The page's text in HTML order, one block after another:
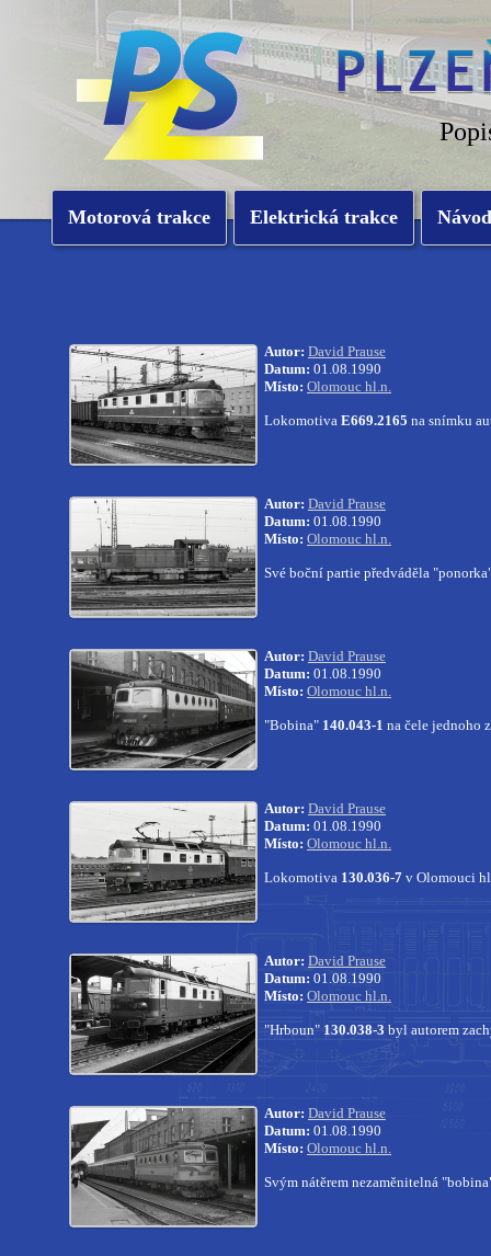
Motorová trakce Elektrická trakce
Autor: David Prause
Datum: 01.08.1990
Místo: Olomouc hl.n.
Lokomotiva E669.2165 na snímku
Autor: David Prause
Datum: 01.08.1990
Místo: Olomouc hl.n.
Své boční partie předváděla
Autor: David Prause
Datum: 01.08.1990
Místo: Olomouc hl.n.
"Bobina" 140.043-1 na čele jednoho
Autor: David Prause
Datum: 01.08.1990
Místo: Olomouc hl.n.
Lokomotiva 130.036-7 v Olomouci
Autor: David Prause
Datum: 01.08.1990
Místo: Olomouc hl.n.
"Hrboun" 130.038-3 byl autorem
Autor: David Prause
Datum: 01.08.1990
Místo: Olomouc hl.n.
Svým nátěrem nezaměnitelná